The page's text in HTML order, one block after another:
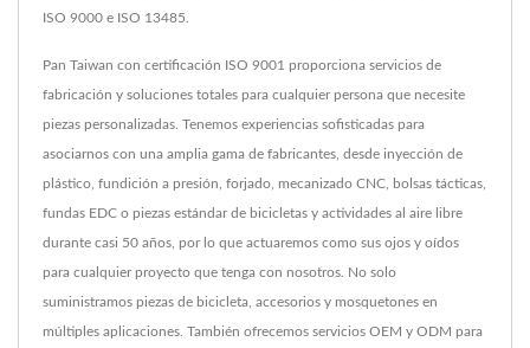
ISO 9000 e ISO 13485.
Pan Taiwan con certificación ISO 9001 proporciona servicios de
fabricación y soluciones totales para cualquier persona que necesite
piezas personalizadas. Tenemos experiencias sofisticadas para
asociarnos con una amplia gama de fabricantes, desde inyección de
plástico, fundición a presión, forjado, mecanizado CNC, bolsas tácticas,
fundas EDC o piezas estándar de bicicletas y actividades al aire libre
durante casi 50 años, por lo que actuaremos como sus ojos y oídos
para cualquier proyecto que tenga con nosotros. No solo
suministramos piezas de bicicleta, accesorios y mosquetones en
múltiples aplicaciones. También ofrecemos servicios OEM y ODM para